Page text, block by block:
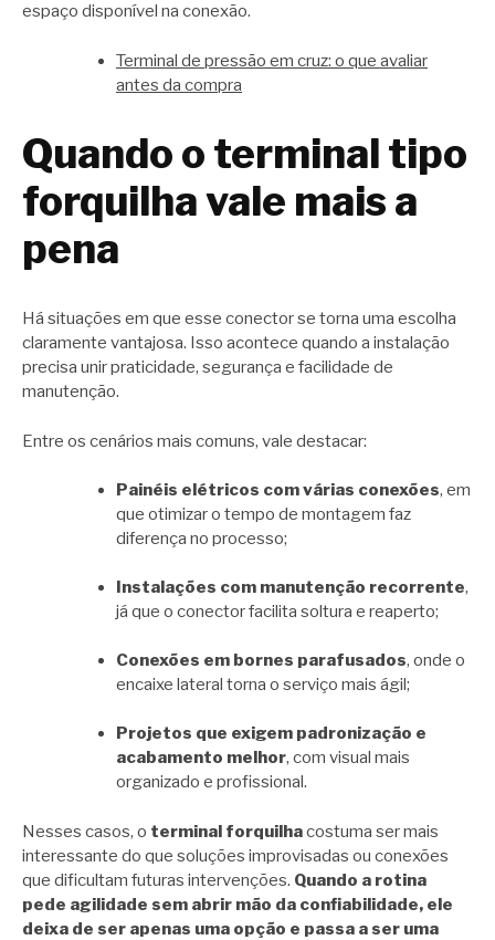
espaço disponível na conexão.
Terminal de pressão em cruz: o que avaliar
antes da compra
Quando o terminal tipo
forquilha vale mais a
pena
Há situações em que esse conector se torna uma escolha
claramente vantajosa. Isso acontece quando a instalação
precisa unir praticidade, segurança e facilidade de
manutenção.
Entre os cenários mais comuns, vale destacar:
Painéis elétricos com várias conexões, em
que otimizar o tempo de montagem faz
diferença no processo;
Instalações com manutenção recorrente,
já que o conector facilita soltura e reaperto;
Conexões em bornes parafusados, onde o
encaixe lateral torna o serviço mais ágil;
Projetos que exigem padronização e
acabamento melhor, com visual mais
organizado e profissional.
Nesses casos, o terminal forquilhacostuma ser mais
interessante do que soluções improvisadas ou conexões
que dificultam futuras intervenções. Quando a rotina
pede agilidade sem abrir mão da confiabilidade, ele
deixa de ser apenas uma opção e passa a ser uma